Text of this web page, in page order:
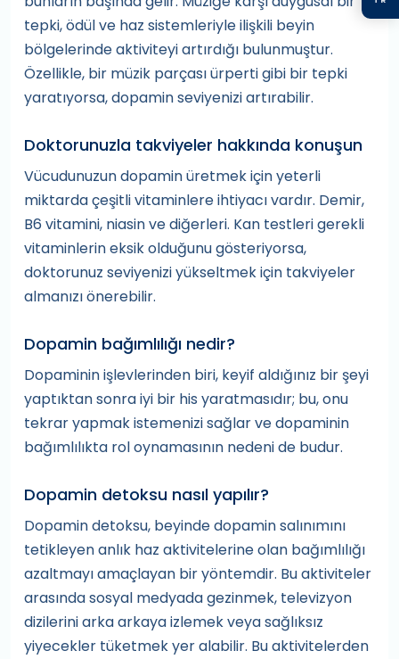
tepki, ödül ve haz sistemleriyle ilişkili beyin
bölgelerinde aktiviteyi artırdığı bulunmuştur.
Özellikle, bir müzik parçası ürperti gibi bir tepki
yaratıyorsa, dopamin seviyenizi artırabilir.
Doktorunuzla takviyeler hakkında konuşun
Vücudunuzun dopamin üretmek için yeterli
miktarda çeşitli vitaminlere ihtiyacı vardır. Demir,
B6 vitamini, niasin ve diğerleri. Kan testleri gerekli
vitaminlerin eksik olduğunu gösteriyorsa,
doktorunuz seviyenizi yükseltmek için takviyeler
almanızı önerebilir.
Dopamin bağımlılığı nedir?
Dopaminin işlevlerinden biri, keyif aldığınız bir şeyi
yaptıktan sonra iyi bir his yaratmasıdır; bu, onu
tekrar yapmak istemenizi sağlar ve dopaminin
bağımlılıkta rol oynamasının nedeni de budur.
Dopamin detoksu nasıl yapılır?
Dopamin detoksu, beyinde dopamin salınımını
tetikleyen anlık haz aktivitelerine olan bağımlılığı
azaltmayı amaçlayan bir yöntemdir. Bu aktiviteler
arasında sosyal medyada gezinmek, televizyon
dizilerini arka arkaya izlemek veya sağlıksız
yiyecekler tüketmek yer alabilir. Bu aktivitelerden